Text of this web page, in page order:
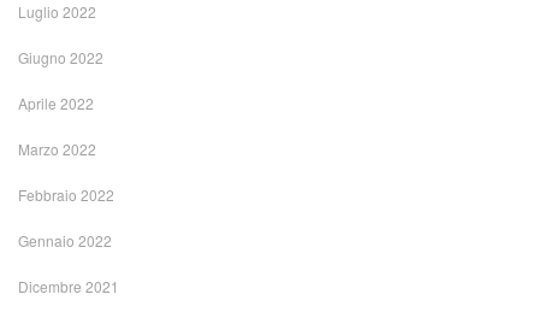
Luglio 2022
Giugno 2022
Aprile 2022
Marzo 2022
Febbraio 2022
Gennaio 2022
Dicembre 2021